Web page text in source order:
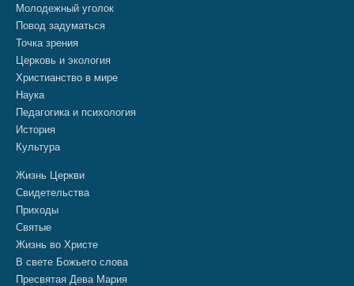
Молодежный уголок
Повод задуматься
Точка зрения
Церковь и экология
Христианство в мире
Наука
Педагогика и психология
История
Культура
Жизнь Церкви
Свидетельства
Приходы
Святые
Жизнь во Христе
В свете Божьего слова
Пресвятая Дева Мария